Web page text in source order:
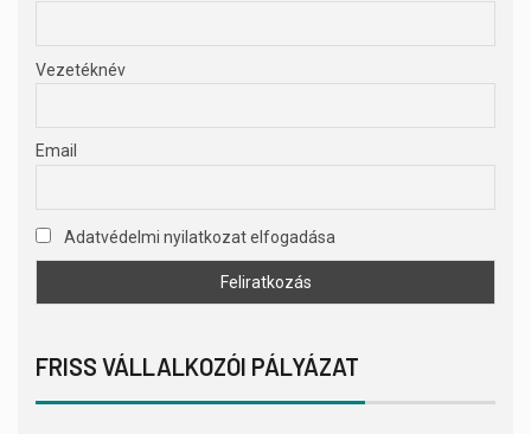
Vezetéknév
Email
Adatvédelmi nyilatkozat elfogadása
FRISS VÁLLALKOZÓI PÁLYÁZAT